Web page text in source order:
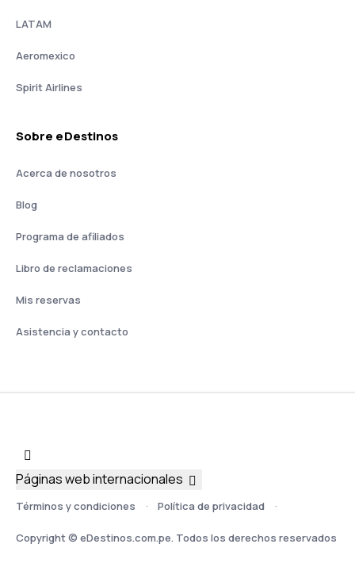
LATAM
Aeromexico
Spirit Airlines
Sobre eDestinos
Acerca de nosotros
Blog
Programa de afiliados
Libro de reclamaciones
Mis reservas
Asistencia y contacto
Términos y condiciones Política de privacidad
Copyright © eDestinos.com.pe. Todos los derechos reservados
Páginas web internacionales